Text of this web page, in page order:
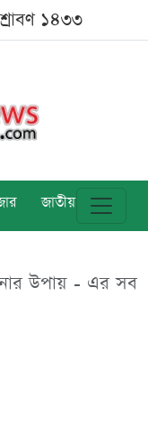
১৪৩৩
জাতীয় বিশ্ব
উপায় - এর সব